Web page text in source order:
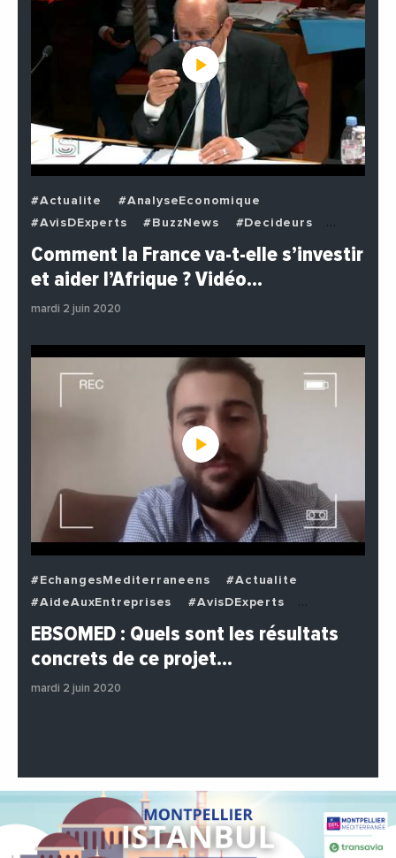
#Actualite
#AnalyseEconomique
#AvisDExperts
#BuzzNews
#Decideurs
#EchangesMediterraneens
#Economie
#Politique
Comment la France va-t-elle s’investir
et aider l’Afrique ? Vidéo…
mardi 2 juin 2020
#EchangesMediterraneens
#Actualite
#AideAuxEntreprises
#AvisDExperts
#BuzzNews
#Decideurs
#Entreprises
#Institutions
EBSOMED : Quels sont les résultats
concrets de ce projet…
mardi 2 juin 2020